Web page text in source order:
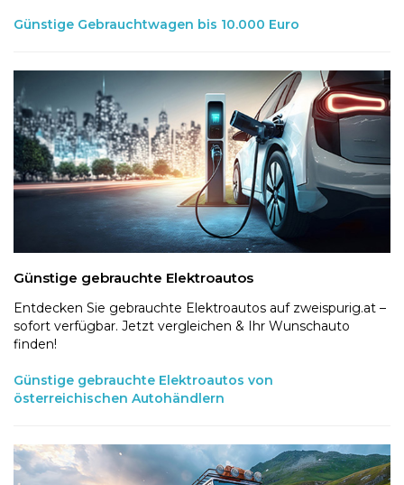
Günstige Gebrauchtwagen bis 10.000 Euro
Günstige gebrauchte Elektroautos
Entdecken Sie gebrauchte Elektroautos auf zweispurig.at –
sofort verfügbar. Jetzt vergleichen & Ihr Wunschauto
finden!
Günstige gebrauchte Elektroautos von
österreichischen Autohändlern